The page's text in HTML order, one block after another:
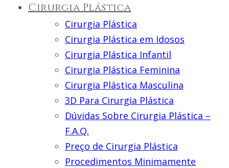
Cirurgia Plástica
Cirurgia Plástica
Cirurgia Plástica em Idosos
Cirurgia Plástica Infantil
Cirurgia Plástica Feminina
Cirurgia Plástica Masculina
3D Para Cirurgia Plástica
Dúvidas Sobre Cirurgia Plástica –
F.A.Q.
Preço de Cirurgia Plástica
Procedimentos Minimamente